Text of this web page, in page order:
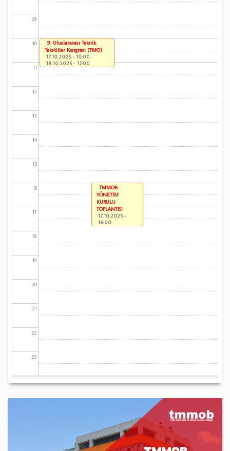
09
10
11
12
13
14
15
16
17
18
19
20
21
22
23
9. Uluslararası Teknik
Tekstiller Kongresi (TMO)
17.10.2025 - 10:00 -
18.10.2025 - 17:00
TMMOB
YÖNETİM
KURULU
TOPLANTISI
17.10.2025 -
16:00